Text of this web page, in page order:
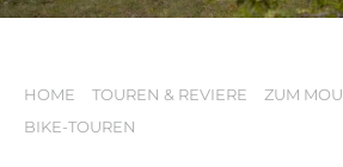
SÜDTIROL & WIR
HOME TOUREN & REVIERE
ZUM
BIKE-TOUREN